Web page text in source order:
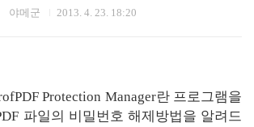
야메군 2013. 4. 23. 18:20
Protection Manager란 프로그램을
파일의 비밀번호 해제방법을 알려드